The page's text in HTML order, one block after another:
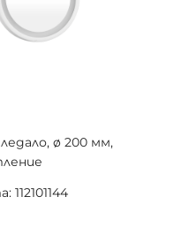
ø 200 мм,